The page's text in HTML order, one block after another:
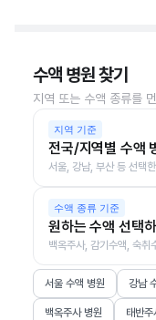
수액 병원 찾기
지역 또는 수액 종류를
지역 기준
전국/지역별 수액
서울, 강남, 부산 등 선택
수액 종류 기준
원하는 수액 선택
백옥주사, 감기수액, 숙취
서울 수액 병원 강남
백옥주사 병원 태반주